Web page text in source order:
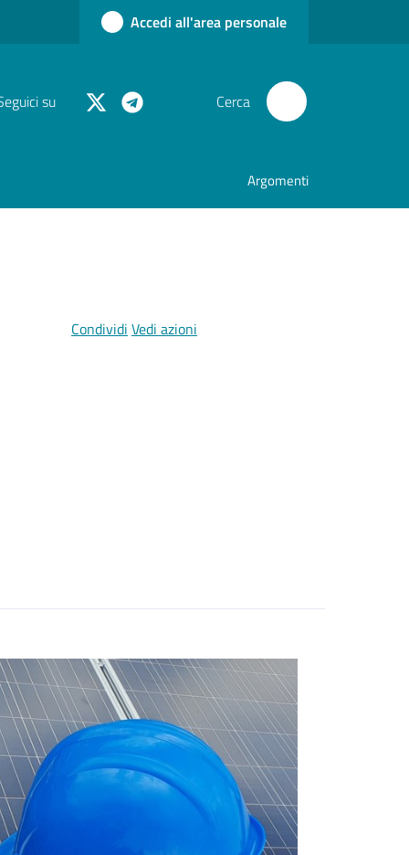
Accedi all'area personale
su Cerca
Argomenti
Condividi Vedi azioni